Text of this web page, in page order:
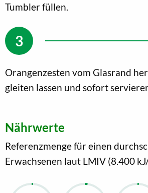
Tumbler füllen.
Orangenzesten vom Glasrand
gleiten lassen und sofort
Nährwerte
Referenzmenge für einen
Erwachsenen laut LMIV (8.400